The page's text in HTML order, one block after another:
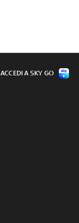
ACCEDI A SKY GO